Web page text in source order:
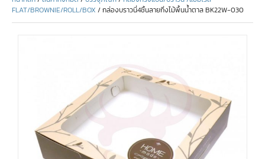
FLAT/BROWNIE/ROLL/BOX / กล่องบราวนี่4ชิ้นลายกิ่งไม้พื้นน้ำตาล BK22W-030